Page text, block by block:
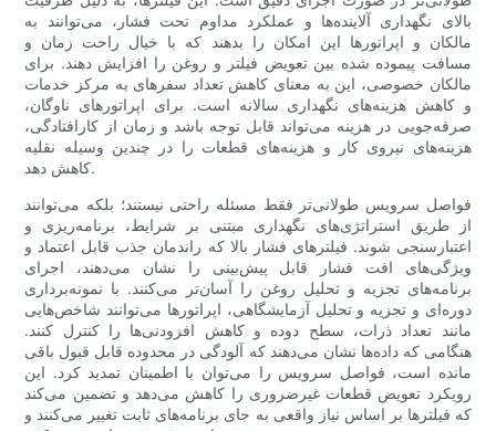
بالای نگهداری آلاینده‌ها و عملکرد مداوم تحت فشار، می‌توانند به
مالکان و اپراتورها این امکان را بدهند که با خیال راحت زمان و
مسافت پیموده شده بین تعویض فیلتر و روغن را افزایش دهند. برای
مالکان خصوصی، این به معنای کاهش تعداد سفرهای به مرکز خدمات
و کاهش هزینه‌های نگهداری سالانه است. برای اپراتورهای ناوگان،
صرفه‌جویی در هزینه می‌تواند قابل توجه باشد و زمان از کارافتادگی،
هزینه‌های نیروی کار و هزینه‌های قطعات را در چندین وسیله نقلیه
کاهش دهد.
فواصل سرویس طولانی‌تر فقط مسئله راحتی نیستند؛ بلکه می‌توانند
از طریق استراتژی‌های نگهداری مبتنی بر شرایط، برنامه‌ریزی و
اعتبارسنجی شوند. فیلترهای فشار بالا که راندمان جذب قابل اعتماد و
ویژگی‌های افت فشار قابل پیش‌بینی را نشان می‌دهند، اجرای
برنامه‌های تجزیه و تحلیل روغن را آسان‌تر می‌کنند. با نمونه‌برداری
دوره‌ای و تجزیه و تحلیل آزمایشگاهی، اپراتورها می‌توانند شاخص‌هایی
مانند تعداد ذرات، سطح دوده و کاهش افزودنی‌ها را کنترل کنند.
هنگامی که داده‌ها نشان می‌دهند که آلودگی در محدوده قابل قبول باقی
مانده است، فواصل سرویس را می‌توان با اطمینان تمدید کرد. این
رویکرد تعویض قطعات غیرضروری را کاهش می‌دهد و تضمین می‌کند
که فیلترها بر اساس نیاز واقعی به جای برنامه‌های ثابت تغییر می‌کنند و